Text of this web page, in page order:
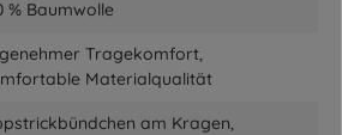
% Baumwolle
Tragekomfort,
Materialqualität
am Kragen,